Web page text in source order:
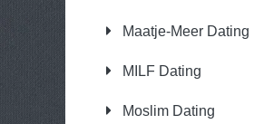
Maatje-Meer Dating
MILF Dating
Moslim Dating